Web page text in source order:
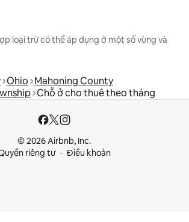
loại trừ có thể áp dụng ở một số vùng và
Ohio Mahoning County
Chỗ ở cho thuê theo tháng
© 2026 Airbnb, Inc.
riêng tư
Điều khoản